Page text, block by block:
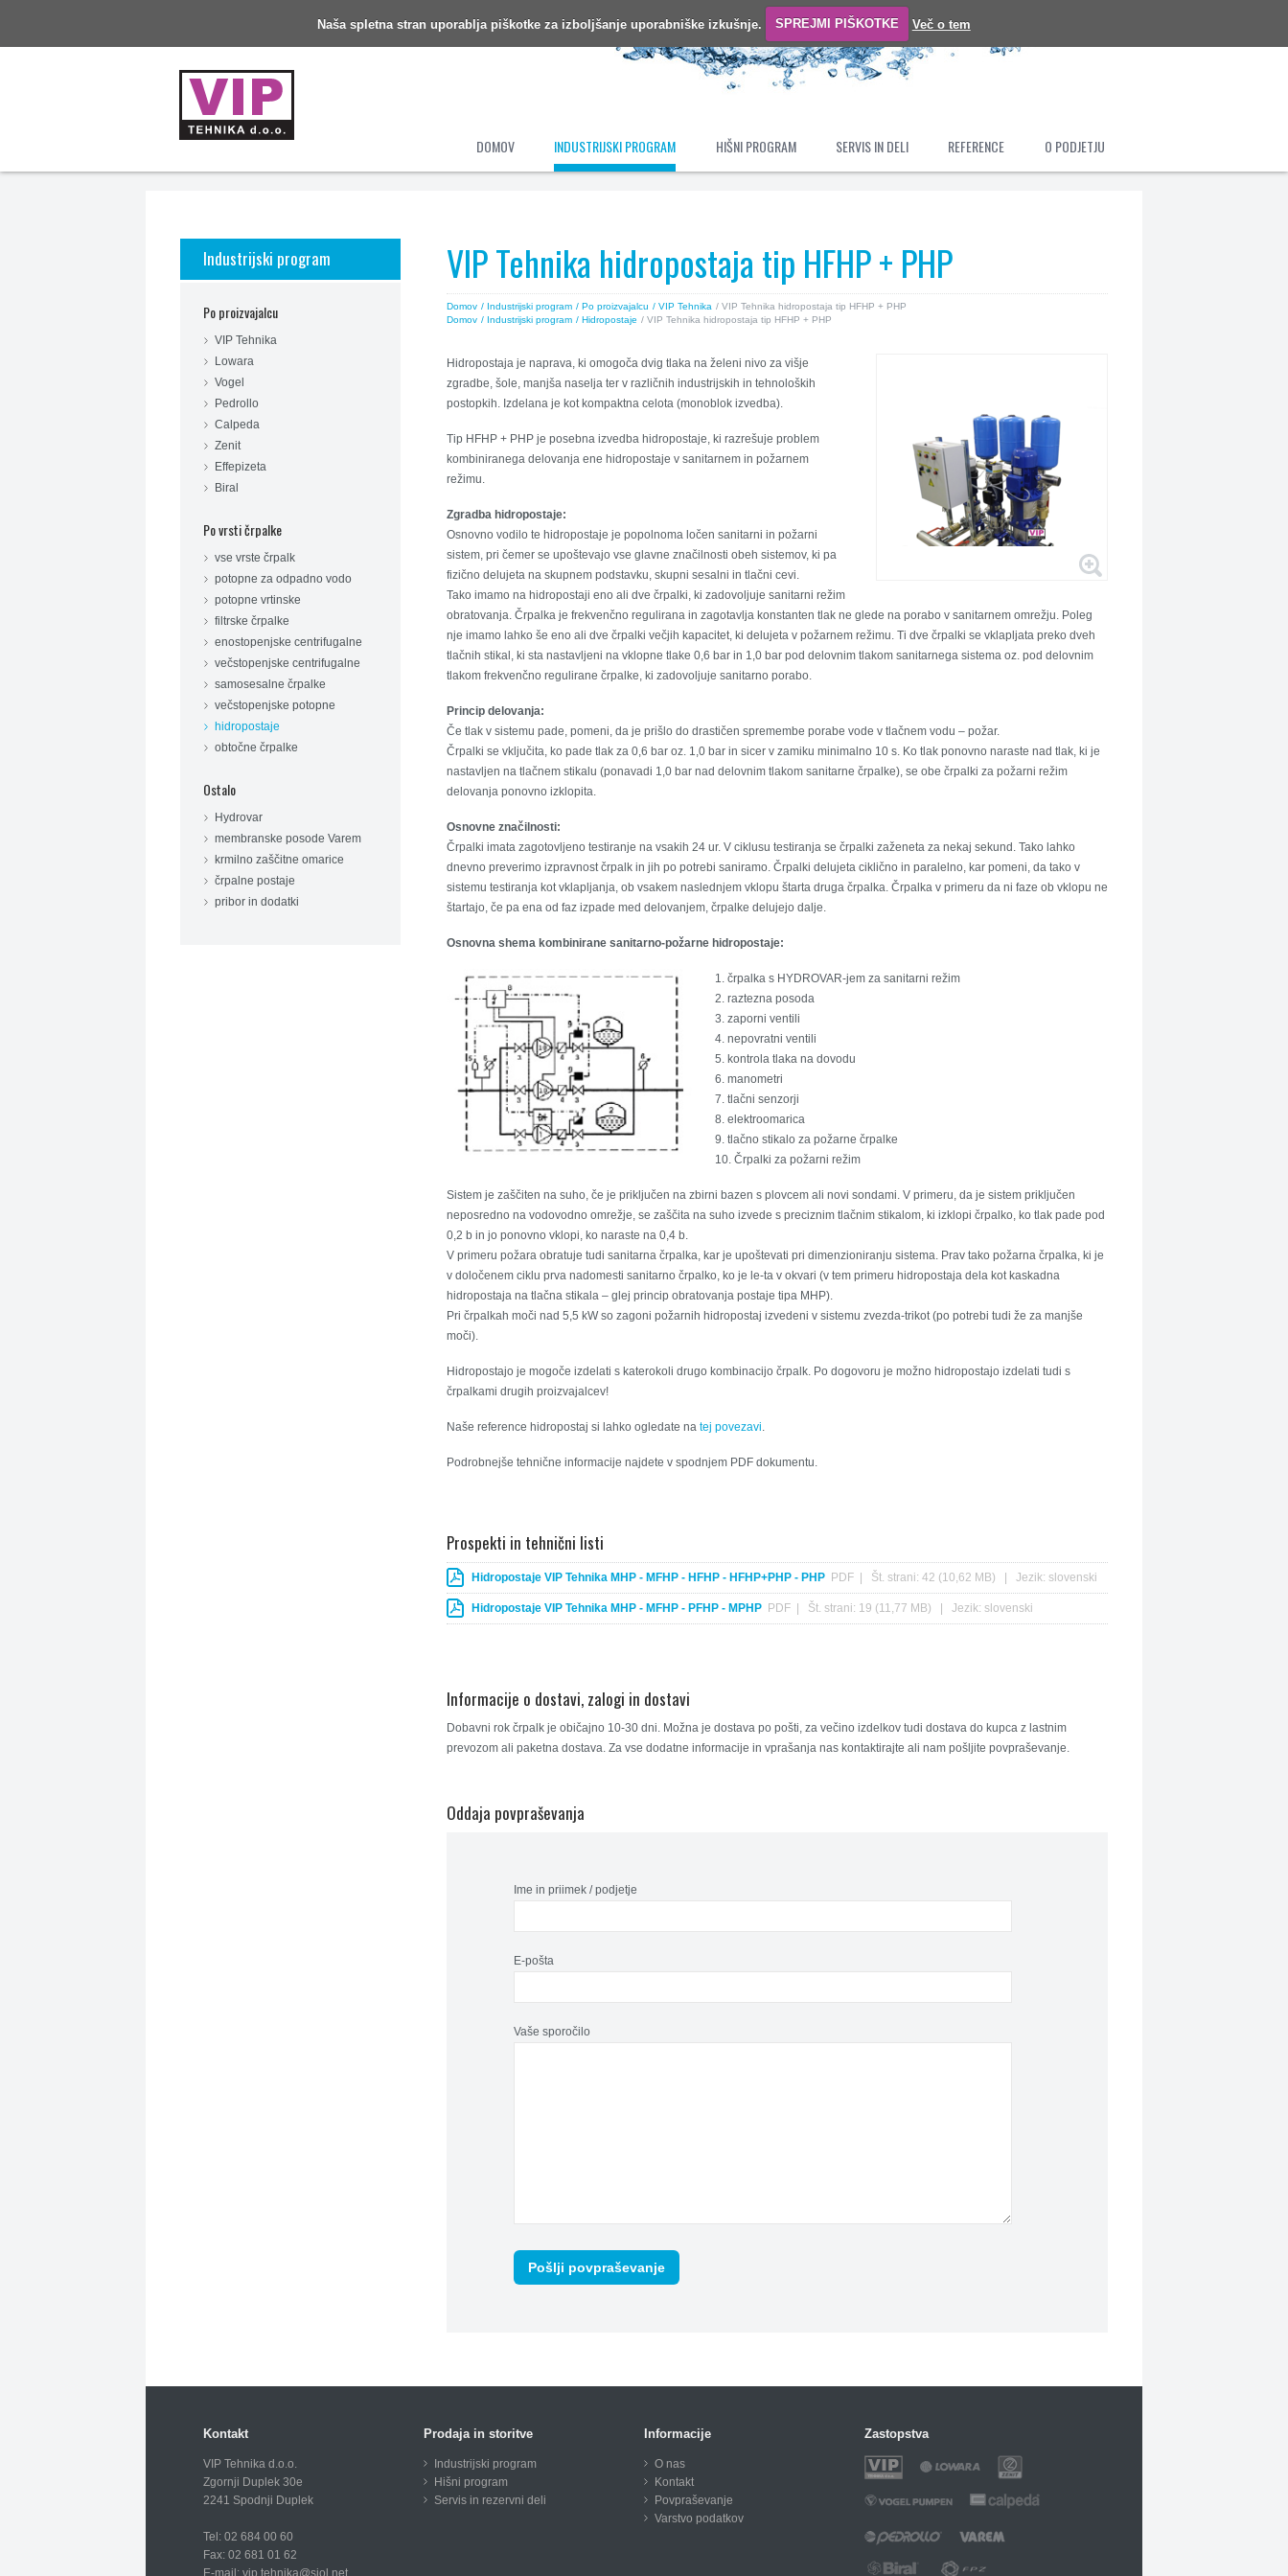
Naša spletna stran uporablja piškotke za izboljšanje uporabniške izkušnje. SPREJMI PIŠKOTKE Več o tem
DOMOV INDUSTRIJSKI PROGRAM HIŠNI PROGRAM SERVIS IN DELI REFERENCE O PODJETJU
Industrijski program
Po proizvajalcu
VIP Tehnika
Lowara
Vogel
Pedrollo
Calpeda
Zenit
Effepizeta
Biral
Po vrsti črpalke
vse vrste črpalk
potopne za odpadno vodo
potopne vrtinske
filtrske črpalke
enostopenjske centrifugalne
večstopenjske centrifugalne
samosesalne črpalke
večstopenjske potopne
hidropostaje
obtočne črpalke
Ostalo
Hydrovar
membranske posode Varem
krmilno zaščitne omarice
črpalne postaje
pribor in dodatki
VIP Tehnika hidropostaja tip HFHP + PHP
Domov / Industrijski program / Po proizvajalcu / VIP Tehnika / VIP Tehnika hidropostaja tip HFHP + PHP
Domov / Industrijski program / Hidropostaje / VIP Tehnika hidropostaja tip HFHP + PHP
Hidropostaja je naprava, ki omogoča dvig tlaka na želeni nivo za višje
zgradbe, šole, manjša naselja ter v različnih industrijskih in tehnoloških
postopkih. Izdelana je kot kompaktna celota (monoblok izvedba).
Tip HFHP + PHP je posebna izvedba hidropostaje, ki razrešuje problem
kombiniranega delovanja ene hidropostaje v sanitarnem in požarnem
režimu.
Zgradba hidropostaje:
Osnovno vodilo te hidropostaje je popolnoma ločen sanitarni in požarni
sistem, pri čemer se upoštevajo vse glavne značilnosti obeh sistemov, ki pa
fizično delujeta na skupnem podstavku, skupni sesalni in tlačni cevi.
Tako imamo na hidropostaji eno ali dve črpalki, ki zadovoljuje sanitarni režim
obratovanja. Črpalka je frekvenčno regulirana in zagotavlja konstanten tlak ne glede na porabo v sanitarnem omrežju. Poleg
nje imamo lahko še eno ali dve črpalki večjih kapacitet, ki delujeta v požarnem režimu. Ti dve črpalki se vklapljata preko dveh
tlačnih stikal, ki sta nastavljeni na vklopne tlake 0,6 bar in 1,0 bar pod delovnim tlakom sanitarnega sistema oz. pod delovnim
tlakom frekvenčno regulirane črpalke, ki zadovoljuje sanitarno porabo.
Princip delovanja:
Če tlak v sistemu pade, pomeni, da je prišlo do drastičen spremembe porabe vode v tlačnem vodu – požar.
Črpalki se vključita, ko pade tlak za 0,6 bar oz. 1,0 bar in sicer v zamiku minimalno 10 s. Ko tlak ponovno naraste nad tlak, ki je
nastavljen na tlačnem stikalu (ponavadi 1,0 bar nad delovnim tlakom sanitarne črpalke), se obe črpalki za požarni režim
delovanja ponovno izklopita.
Osnovne značilnosti:
Črpalki imata zagotovljeno testiranje na vsakih 24 ur. V ciklusu testiranja se črpalki zaženeta za nekaj sekund. Tako lahko
dnevno preverimo izpravnost črpalk in jih po potrebi saniramo. Črpalki delujeta ciklično in paralelno, kar pomeni, da tako v
sistemu testiranja kot vklapljanja, ob vsakem naslednjem vklopu štarta druga črpalka. Črpalka v primeru da ni faze ob vklopu ne
štartajo, če pa ena od faz izpade med delovanjem, črpalke delujejo dalje.
Osnovna shema kombinirane sanitarno-požarne hidropostaje:
1. črpalka s HYDROVAR-jem za sanitarni režim
2. raztezna posoda
3. zaporni ventili
4. nepovratni ventili
5. kontrola tlaka na dovodu
6. manometri
7. tlačni senzorji
8. elektroomarica
9. tlačno stikalo za požarne črpalke
10. Črpalki za požarni režim
Sistem je zaščiten na suho, če je priključen na zbirni bazen s plovcem ali novi sondami. V primeru, da je sistem priključen
neposredno na vodovodno omrežje, se zaščita na suho izvede s preciznim tlačnim stikalom, ki izklopi črpalko, ko tlak pade pod
0,2 b in jo ponovno vklopi, ko naraste na 0,4 b.
V primeru požara obratuje tudi sanitarna črpalka, kar je upoštevati pri dimenzioniranju sistema. Prav tako požarna črpalka, ki je
v določenem ciklu prva nadomesti sanitarno črpalko, ko je le-ta v okvari (v tem primeru hidropostaja dela kot kaskadna
hidropostaja na tlačna stikala – glej princip obratovanja postaje tipa MHP).
Pri črpalkah moči nad 5,5 kW so zagoni požarnih hidropostaj izvedeni v sistemu zvezda-trikot (po potrebi tudi že za manjše
moči).
Hidropostajo je mogoče izdelati s katerokoli drugo kombinacijo črpalk. Po dogovoru je možno hidropostajo izdelati tudi s
črpalkami drugih proizvajalcev!
Naše reference hidropostaj si lahko ogledate na tej povezavi.
Podrobnejše tehnične informacije najdete v spodnjem PDF dokumentu.
Prospekti in tehnični listi
Hidropostaje VIP Tehnika MHP - MFHP - HFHP - HFHP+PHP - PHP PDF | Št. strani: 42 (10,62 MB) | Jezik: slovenski
Hidropostaje VIP Tehnika MHP - MFHP - PFHP - MPHP PDF | Št. strani: 19 (11,77 MB) | Jezik: slovenski
Informacije o dostavi, zalogi in dostavi
Dobavni rok črpalk je običajno 10-30 dni. Možna je dostava po pošti, za večino izdelkov tudi dostava do kupca z lastnim
prevozom ali paketna dostava. Za vse dodatne informacije in vprašanja nas kontaktirajte ali nam pošljite povpraševanje.
Oddaja povpraševanja
Ime in priimek / podjetje
E-pošta
Vaše sporočilo
Kontakt
VIP Tehnika d.o.o.
Zgornji Duplek 30e
2241 Spodnji Duplek
Tel: 02 684 00 60
Fax: 02 681 01 62
E-mail: vip.tehnika@siol.net
Prodaja in storitve
Industrijski program
Hišni program
Servis in rezervni deli
Informacije
O nas
Kontakt
Povpraševanje
Varstvo podatkov
Zastopstva